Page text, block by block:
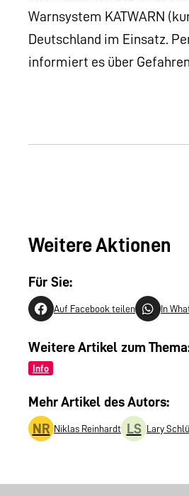
Warnsystem KATWARN
Deutschland im Einsatz.
informiert es über
Weitere Aktionen
Für Sie:
Auf Facebook teilen In
Weitere Artikel zum
Info
Mehr Artikel des Autors:
NR Niklas Reinhardt LS Lary